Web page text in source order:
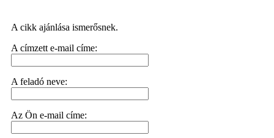
A cikk ajánlása ismerősnek.
A címzett e-mail címe:
A feladó neve:
Az Ön e-mail címe: